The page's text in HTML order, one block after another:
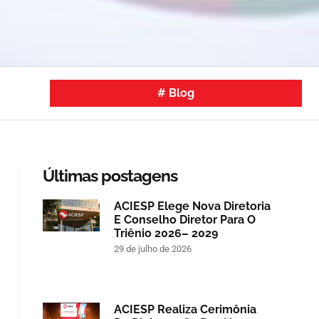
# Blog
Últimas postagens
ACIESP Elege Nova Diretoria
E Conselho Diretor Para O
Triênio 2026– 2029
29 de julho de 2026
ACIESP Realiza Cerimônia